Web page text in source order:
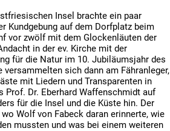
Insel brachte ein paar
Kundgebung auf dem Dorfplatz beim
vor zwölf mit dem Glockenläuten der
in der ev. Kirche mit der
für die Natur im 10. Jubiläumsjahr des
sich dann am Fähranleger,
mit Liedern und Transparenten in
Prof. Dr. Eberhard Waffenschmidt auf
für die Insel und die Küste hin. Der
Wolf von Fabeck daran erinnerte, wie
mussten und was bei einem weiteren